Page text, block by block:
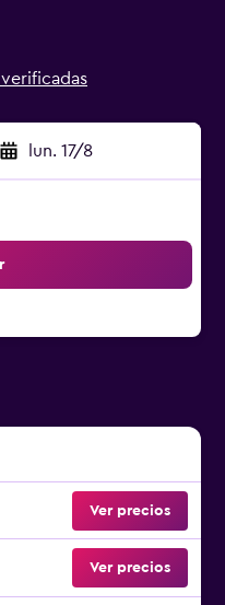
lun. 17/8
Ver precios
Ver precios